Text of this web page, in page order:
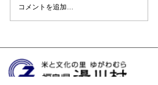
コメントを追加…